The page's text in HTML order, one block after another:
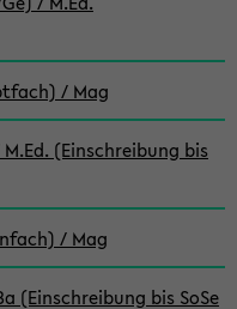
/ Mag
(Einschreibung bis
/ Mag
(Einschreibung bis SoSe